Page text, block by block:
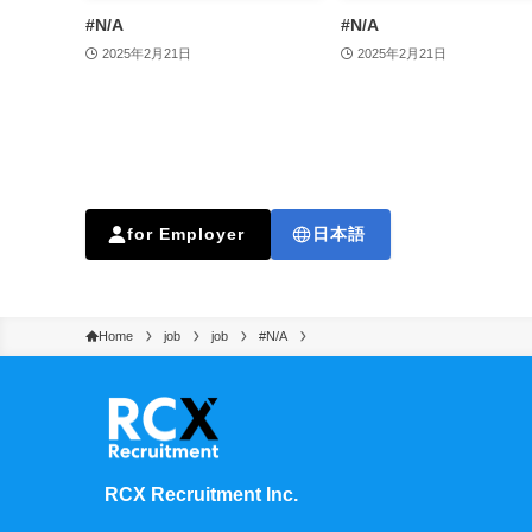
#N/A
2025年2月21日
#N/A
2025年2月21日
for Employer 日本語
Home job job #N/A
RCX Recruitment Inc.